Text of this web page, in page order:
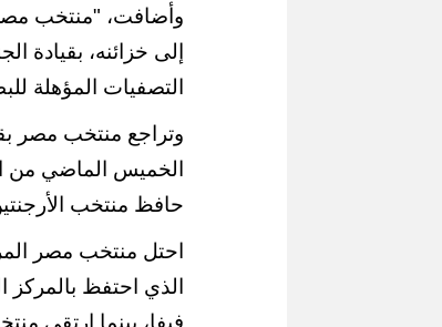
وأضافت، "منتخب مصر
إلى خزائنه، بقيادة
التصفيات المؤهلة
وتراجع منتخب مصر
الخميس الماضي من
حافظ منتخب
المرحلة الأولى لمونوريل شرق النيل
آلاف